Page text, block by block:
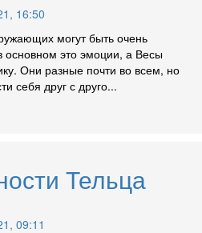
16:50
могут быть очень
основном это эмоции, а Весы
Они разные почти во всем, но
себя друг с друго...
Тельца
09:11